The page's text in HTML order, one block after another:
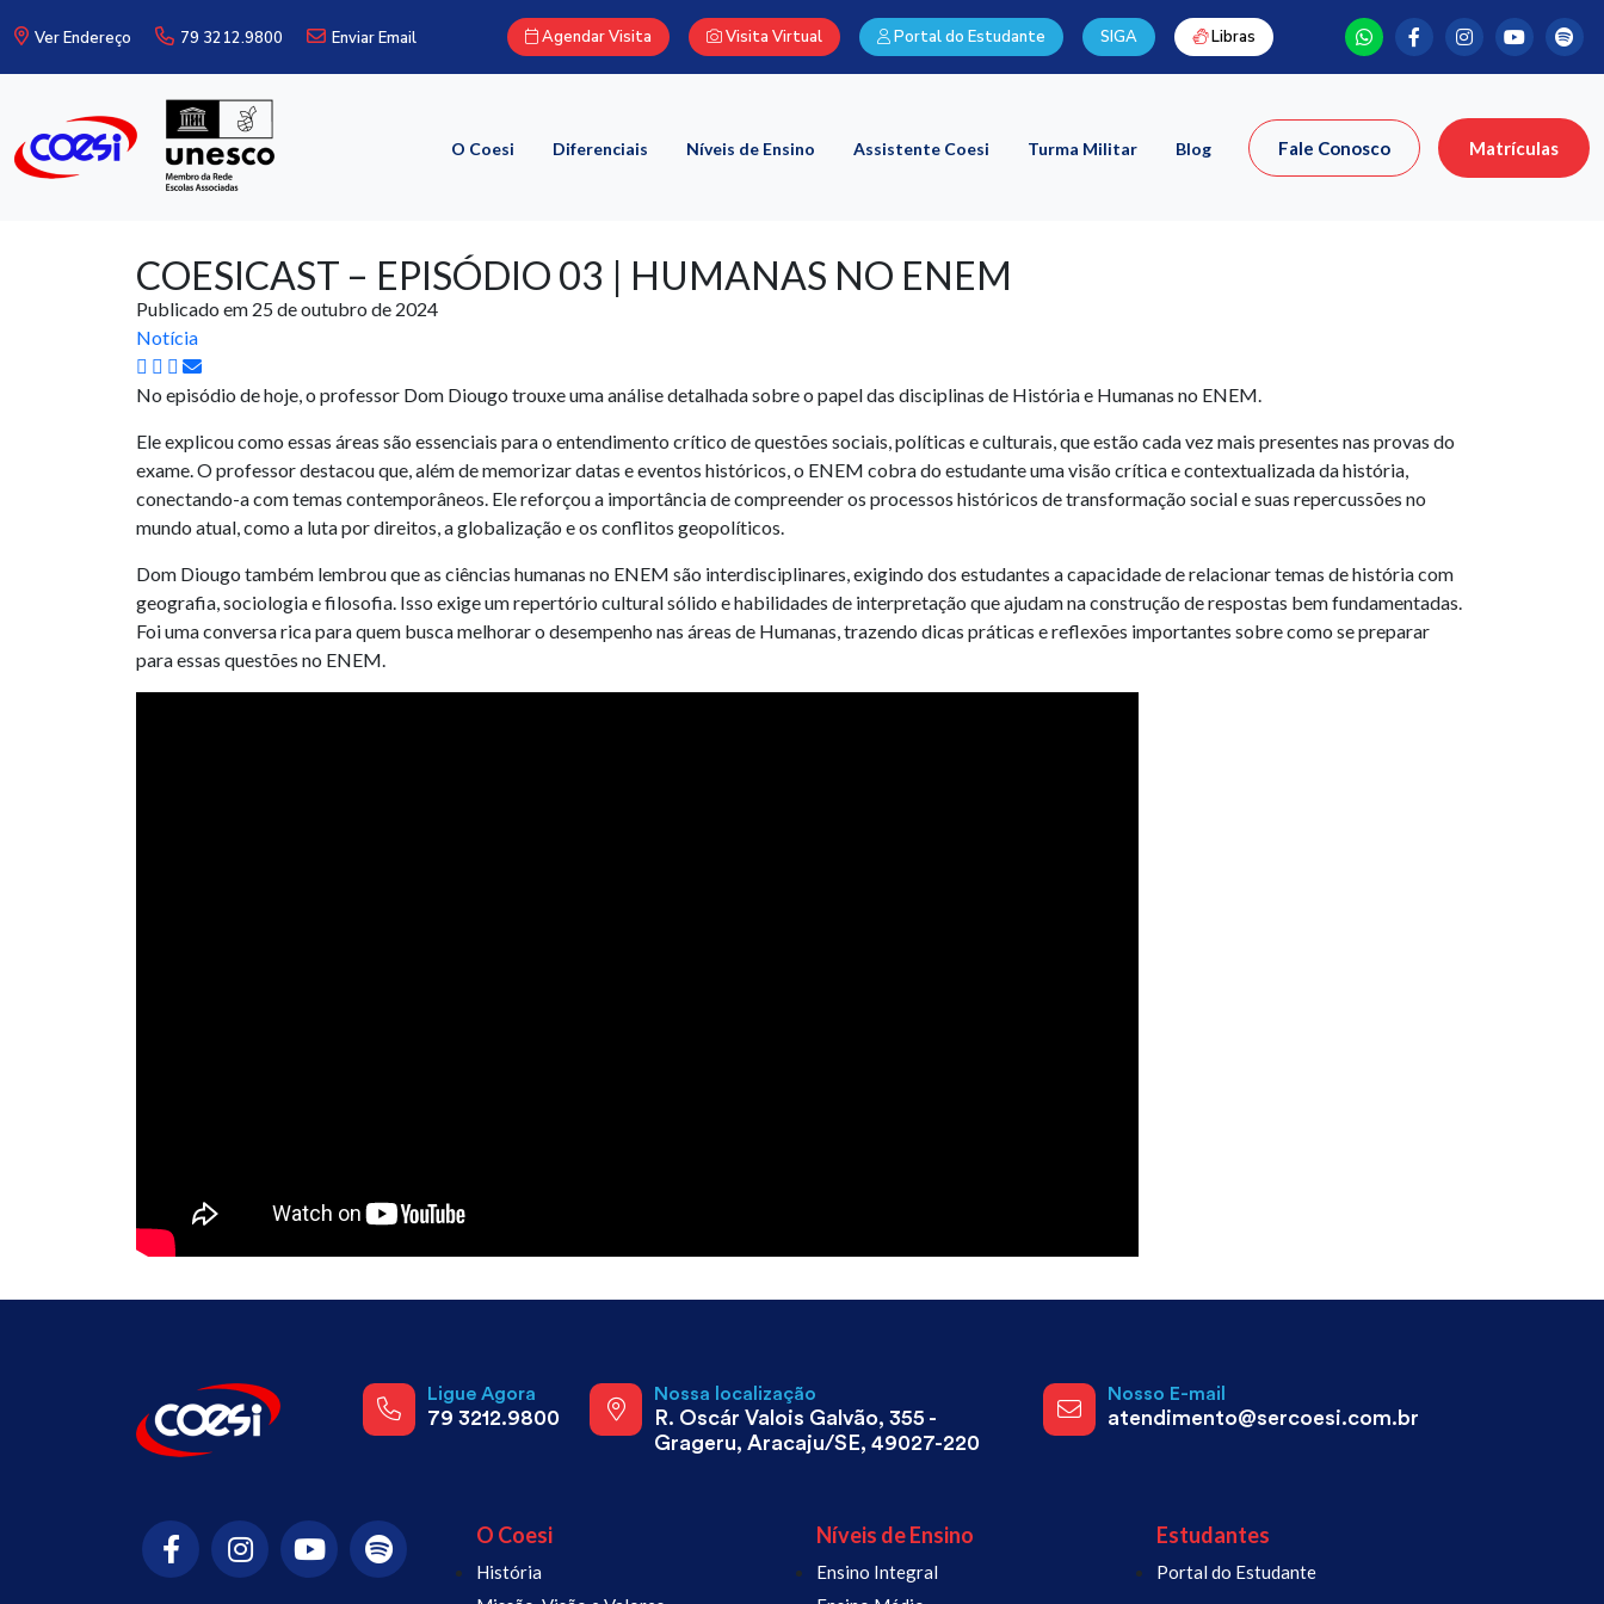
Ver Endereço 79 3212.9800 Enviar Email Agendar Visita Visita Virtual Portal do Estudante SIGA Libras
O Coesi Diferenciais Níveis de Ensino Assistente Coesi Turma Militar Blog Fale Conosco Matrículas
COESICAST – EPISÓDIO 03 | HUMANAS NO ENEM
Publicado em 25 de outubro de 2024
Notícia
No episódio de hoje, o professor Dom Diougo trouxe uma análise detalhada sobre o papel das disciplinas de História e Humanas no ENEM.
Ele explicou como essas áreas são essenciais para o entendimento crítico de questões sociais, políticas e culturais, que estão cada vez mais presentes nas provas do
exame. O professor destacou que, além de memorizar datas e eventos históricos, o ENEM cobra do estudante uma visão crítica e contextualizada da história,
conectando-a com temas contemporâneos. Ele reforçou a importância de compreender os processos históricos de transformação social e suas repercussões no
mundo atual, como a luta por direitos, a globalização e os conflitos geopolíticos.
Dom Diougo também lembrou que as ciências humanas no ENEM são interdisciplinares, exigindo dos estudantes a capacidade de relacionar temas de história com
geografia, sociologia e filosofia. Isso exige um repertório cultural sólido e habilidades de interpretação que ajudam na construção de respostas bem fundamentadas.
Foi uma conversa rica para quem busca melhorar o desempenho nas áreas de Humanas, trazendo dicas práticas e reflexões importantes sobre como se preparar
para essas questões no ENEM.
Ligue Agora
79 3212.9800
Nossa localização
R. Oscár Valois Galvão, 355 -
Grageru, Aracaju/SE, 49027-220
Nosso E-mail
atendimento@sercoesi.com.br
O Coesi
História
Níveis de Ensino
Ensino Integral
Estudantes
Portal do Estudante